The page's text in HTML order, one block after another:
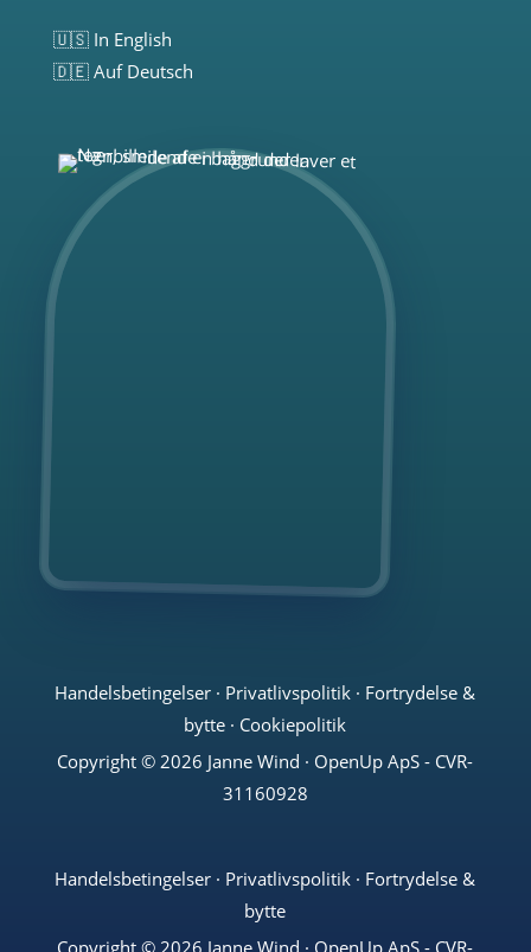
🇺🇸 In English
🇩🇪 Auf Deutsch
Handelsbetingelser · Privatlivspolitik · Fortrydelse &
bytte · Cookiepolitik
Copyright © 2026 Janne Wind · OpenUp ApS - CVR-
31160928
Handelsbetingelser · Privatlivspolitik · Fortrydelse &
bytte
Copyright © 2026 Janne Wind · OpenUp ApS - CVR-